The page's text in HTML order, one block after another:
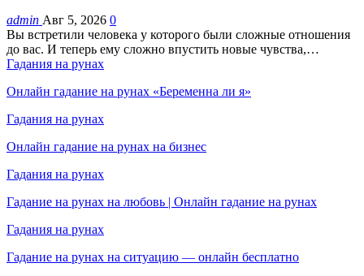
admin Авг 5, 2026 0
Вы встретили человека у которого были сложные отношения
до вас. И теперь ему сложно впустить новые чувства,…
Гадания на рунах
Онлайн гадание на рунах «Беременна ли я»
Гадания на рунах
Онлайн гадание на рунах на бизнес
Гадания на рунах
Гадание на рунах на любовь | Онлайн гадание на рунах
Гадания на рунах
Гадание на рунах на ситуацию — онлайн бесплатно